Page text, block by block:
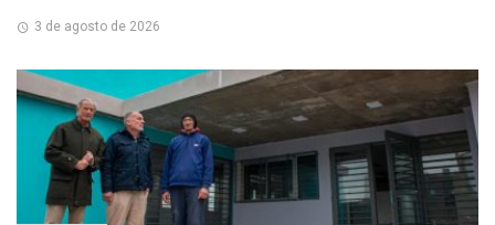
3 de agosto de 2026